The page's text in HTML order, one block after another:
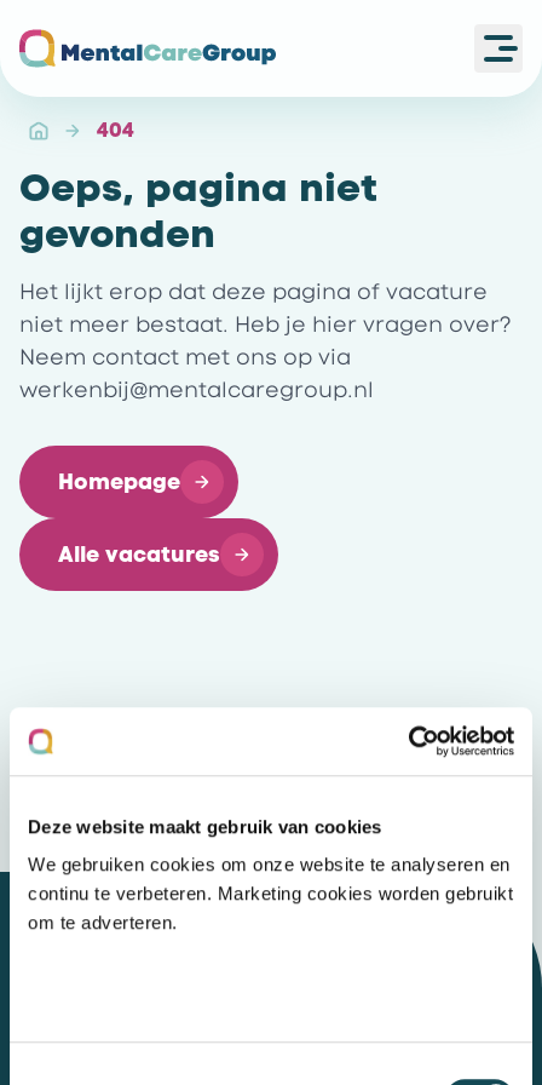
Deze website maakt gebruik van cookies
We gebruiken cookies om onze website te analyseren en
continu te verbeteren. Marketing cookies worden gebruikt
om te adverteren.
404
Oeps, pagina niet
gevonden
Het lijkt erop dat deze pagina of vacature
niet meer bestaat. Heb je hier vragen over?
Neem contact met ons op via
werkenbij@mentalcaregroup.nl
Homepage
Alle vacatures